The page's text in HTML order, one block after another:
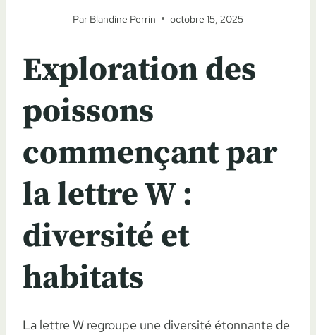
Par Blandine Perrin octobre 15, 2025
Exploration des
poissons
commençant par
la lettre W :
diversité et
habitats
La lettre W regroupe une diversité étonnante de